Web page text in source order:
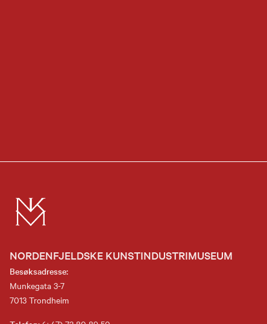
NORDENFJELDSKE KUNSTINDUSTRIMUSEUM
Besøksadresse:
Munkegata 3-7
7013 Trondheim